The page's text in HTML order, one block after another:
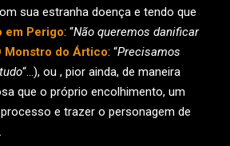
sua estranha doença e tendo que
em Perigo: “Não queremos danificar
Monstro do Ártico: “Precisamos
“…), ou , pior ainda, de maneira
que o próprio encolhimento, um
e trazer o personagem de